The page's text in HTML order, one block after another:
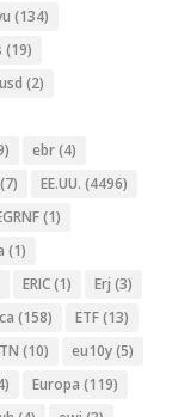
(134)
(19)
(2)
ebr(4)
(7) EE.UU. (4496)
(1)
(1)
ERIC(1) Erj (3)
(158) ETF(13)
(10) eu10y(5)
Europa (119)